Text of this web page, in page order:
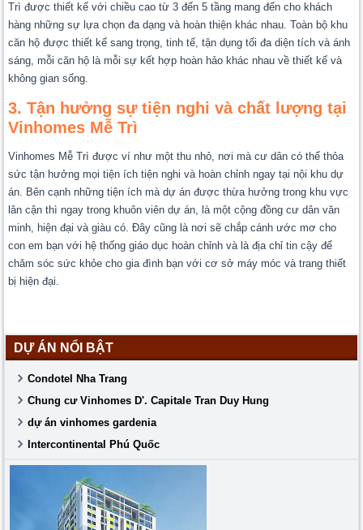
Trì được thiết kế với chiều cao từ 3 đến 5 tầng mang đến cho khách
hàng những sự lựa chọn đa dạng và hoàn thiện khác nhau. Toàn bộ khu
căn hộ được thiết kế sang trọng, tinh tế, tận dụng tối đa diện tích và ánh
sáng, mỗi căn hộ là mỗi sự kết hợp hoàn hảo khác nhau về thiết kế và
không gian sống.
3. Tận hưởng sự tiện nghi và chất lượng tại
Vinhomes Mễ Trì
Vinhomes Mễ Trì được ví như một thu nhỏ, nơi mà cư dân có thể thỏa
sức tận hưởng mọi tiện ích tiện nghi và hoàn chỉnh ngay tại nội khu dự
án. Bên cạnh những tiện ích mà dự án được thừa hưởng trong khu vực
lân cận thì ngay trong khuôn viên dự án, là một cộng đồng cư dân văn
minh, hiện đại và giàu có. Đây cũng là nơi sẽ chắp cánh ước mơ cho
con em bạn với hệ thống giáo dục hoàn chỉnh và là địa chỉ tin cậy để
chăm sóc sức khỏe cho gia đình bạn với cơ sở máy móc và trang thiết
bị hiện đại.
DỰ ÁN NỔI BẬT
Condotel Nha Trang
Chung cư Vinhomes D'. Capitale Tran Duy Hung
dự án vinhomes gardenia
Intercontinental Phú Quốc